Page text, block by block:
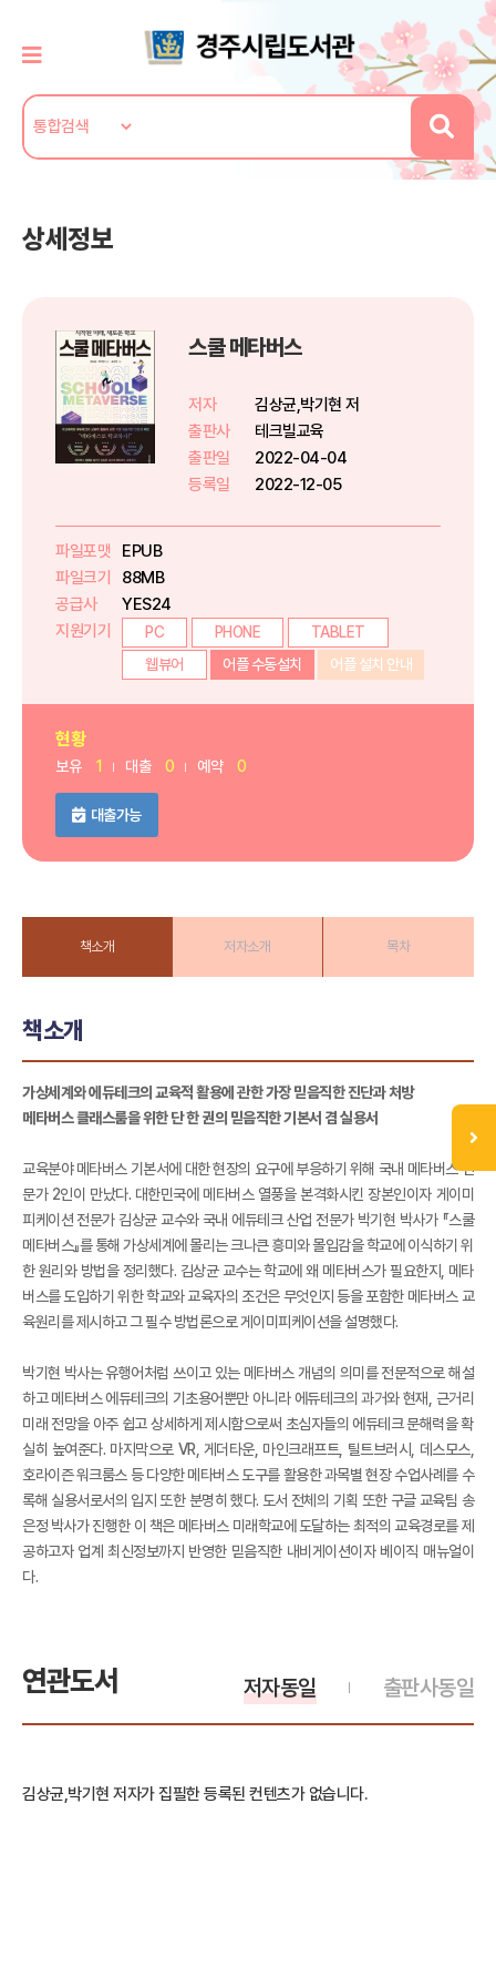
상세정보
스쿨 메타버스
저자
김상균,박기현 저
출판사
테크빌교육
출판일
2022-04-04
등록일
2022-12-05
파일포맷
EPUB
파일크기
88MB
공급사
YES24
지원기기
PC PHONE
TABLET
웹뷰어
어플 수동설치 어플 설치 안내
현황
보유 1 대출 0 예약 0
대출가능
책소개 저자소개 목차
책소개
가상세계와 에듀테크의 교육적 활용에 관한 가장 믿음직한 진단과 처방
메타버스 클래스룸을 위한 단 한 권의 믿음직한 기본서 겸 실용서
교육분야 메타버스 기본서에 대한 현장의 요구에 부응하기 위해 국내 메타버스 전
문가 2인이 만났다. 대한민국에 메타버스 열풍을 본격화시킨 장본인이자 게이미
피케이션 전문가 김상균 교수와 국내 에듀테크 산업 전문가 박기현 박사가 『스쿨
메타버스』를 통해 가상세계에 몰리는 크나큰 흥미와 몰입감을 학교에 이식하기 위
한 원리와 방법을 정리했다. 김상균 교수는 학교에 왜 메타버스가 필요한지, 메타
버스를 도입하기 위한 학교와 교육자의 조건은 무엇인지 등을 포함한 메타버스 교
육원리를 제시하고 그 필수 방법론으로 게이미피케이션을 설명했다.
박기현 박사는 유행어처럼 쓰이고 있는 메타버스 개념의 의미를 전문적으로 해설
하고 메타버스 에듀테크의 기초용어뿐만 아니라 에듀테크의 과거와 현재, 근거리
미래 전망을 아주 쉽고 상세하게 제시함으로써 초심자들의 에듀테크 문해력을 확
실히 높여준다. 마지막으로 VR, 게더타운, 마인크래프트, 틸트브러시, 데스모스,
호라이즌 워크룸스 등 다양한 메타버스 도구를 활용한 과목별 현장 수업사례를 수
록해 실용서로서의 입지 또한 분명히 했다. 도서 전체의 기획 또한 구글 교육팀 송
은정 박사가 진행한 이 책은 메타버스 미래학교에 도달하는 최적의 교육경로를 제
공하고자 업계 최신정보까지 반영한 믿음직한 내비게이션이자 베이직 매뉴얼이
다.
연관도서 출판사동일
저자동일
김상균,박기현 저자가 집필한 등록된 컨텐츠가 없습니다.